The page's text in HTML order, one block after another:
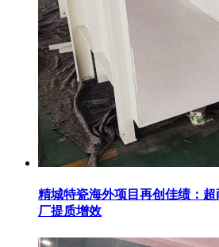
精城特瓷海外项目再创佳绩：
厂提质增效